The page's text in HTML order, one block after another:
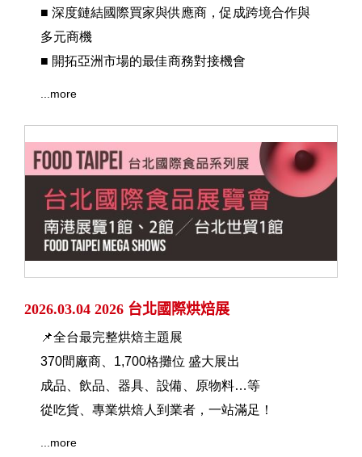
■ 深度鏈結國際買家與供應商，促成跨境合作與
多元商機
■ 開拓亞洲市場的最佳商務對接機會
...more
2026.03.04 2026 台北國際烘焙展
📌全台最完整烘焙主題展
370間廠商、1,700格攤位 盛大展出
成品、飲品、器具、設備、原物料…等
從吃貨、專業烘焙人到業者，一站滿足！
...more